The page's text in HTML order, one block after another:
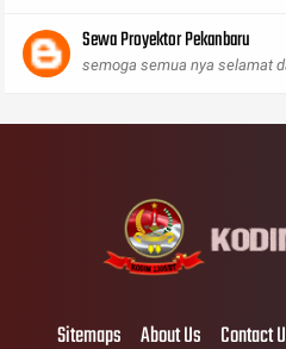
Sewa Proyektor Pekanbaru
semoga semua nya selamat
Sitemaps About Us Contact